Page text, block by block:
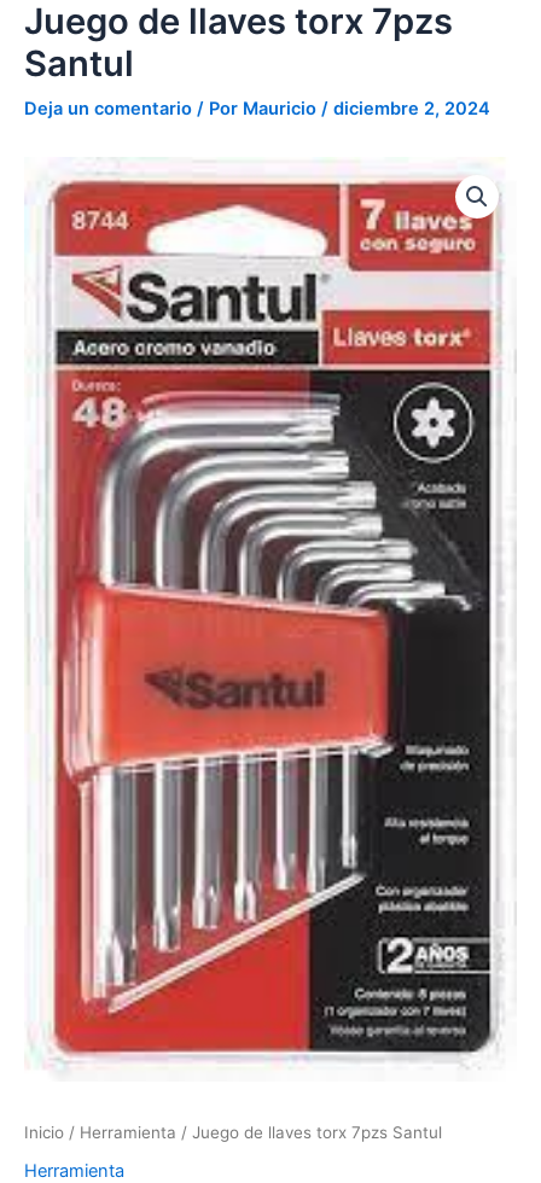
contenido
Juego de llaves torx 7pzs
Santul
Deja un comentario / Por Mauricio / diciembre 2, 2024
Inicio / Herramienta / Juego de llaves torx 7pzs Santul
Herramienta
7pzs
Santul
torx
7pzs
Santul
cantidad